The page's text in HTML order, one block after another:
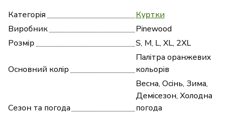
Категорія
Куртки
Виробник
Pinewood
Розмір
S, M, L, XL, 2XL
Основний колір
Палітра оранжевих
кольорів
Сезон та погода
Весна, Осінь, Зима,
Демісезон, Холодна
погода